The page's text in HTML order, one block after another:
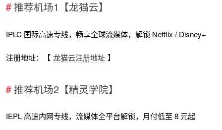
推荐机场1【龙猫云】
IPLC 国际高速专线，畅享全球流媒体，解锁 Netflix / Disney+
注册地址：【 龙猫云注册地址 】
推荐机场2【精灵学院】
IEPL 高速内网专线，流媒体全平台解锁，月付低至 8 元起